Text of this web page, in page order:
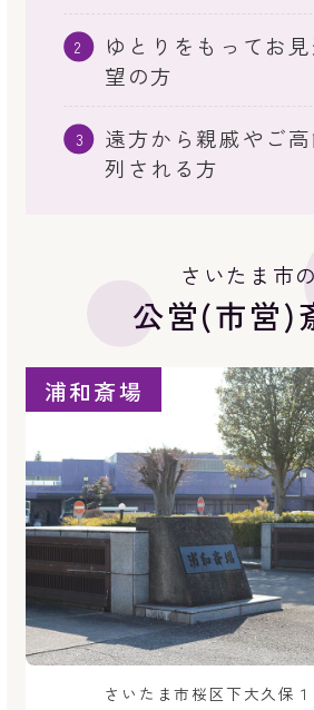
ゆとりをもってお
望の方
遠方から親戚やご
列される方
さいたま市の
公営(市営)
浦和斎場
さいたま市桜区下大久保